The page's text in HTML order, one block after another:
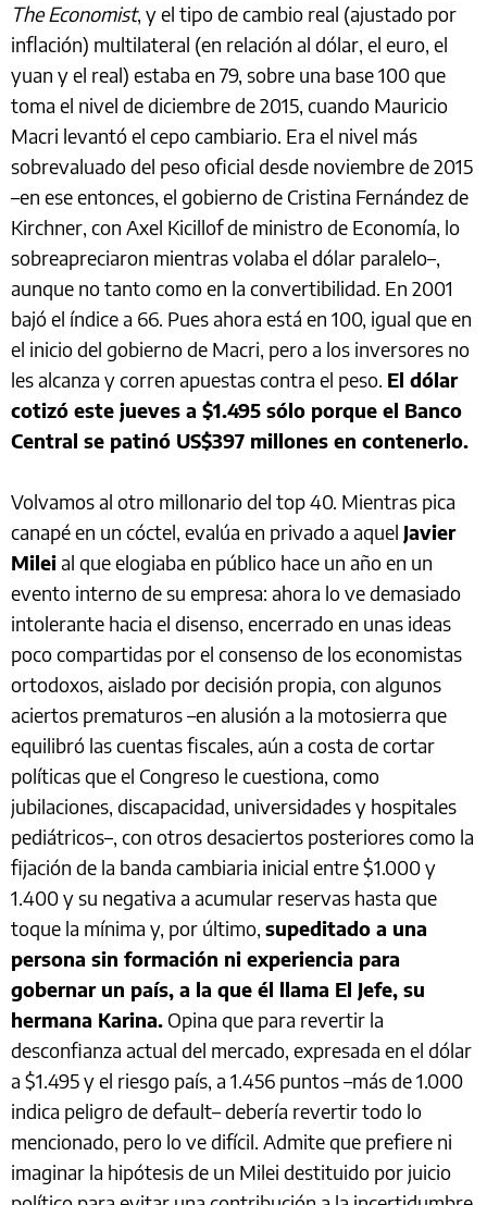
The Economist, y el tipo de cambio real (ajustado por
inflación) multilateral (en relación al dólar, el euro, el
yuan y el real) estaba en 79, sobre una base 100 que
toma el nivel de diciembre de 2015, cuando Mauricio
Macri levantó el cepo cambiario. Era el nivel más
sobrevaluado del peso oficial desde noviembre de 2015
–en ese entonces, el gobierno de Cristina Fernández de
Kirchner, con Axel Kicillof de ministro de Economía, lo
sobreapreciaron mientras volaba el dólar paralelo–,
aunque no tanto como en la convertibilidad. En 2001
bajó el índice a 66. Pues ahora está en 100, igual que en
el inicio del gobierno de Macri, pero a los inversores no
les alcanza y corren apuestas contra el peso. El dólar
cotizó este jueves a $1.495 sólo porque el Banco
Central se patinó US$397 millones en contenerlo.
Volvamos al otro millonario del top 40. Mientras pica
canapé en un cóctel, evalúa en privado a aquel Javier
Mileial que elogiaba en público hace un año en un
evento interno de su empresa: ahora lo ve demasiado
intolerante hacia el disenso, encerrado en unas ideas
poco compartidas por el consenso de los economistas
ortodoxos, aislado por decisión propia, con algunos
aciertos prematuros –en alusión a la motosierra que
equilibró las cuentas fiscales, aún a costa de cortar
políticas que el Congreso le cuestiona, como
jubilaciones, discapacidad, universidades y hospitales
pediátricos–, con otros desaciertos posteriores como la
fijación de la banda cambiaria inicial entre $1.000 y
1.400 y su negativa a acumular reservas hasta que
toque la mínima y, por último, supeditado a una
persona sin formación ni experiencia para
gobernar un país, a la que él llama El Jefe, su
hermana Karina. Opina que para revertir la
desconfianza actual del mercado, expresada en el dólar
a $1.495 y el riesgo país, a 1.456 puntos –más de 1.000
indica peligro de default– debería revertir todo lo
mencionado, pero lo ve difícil. Admite que prefiere ni
imaginar la hipótesis de un Milei destituido por juicio